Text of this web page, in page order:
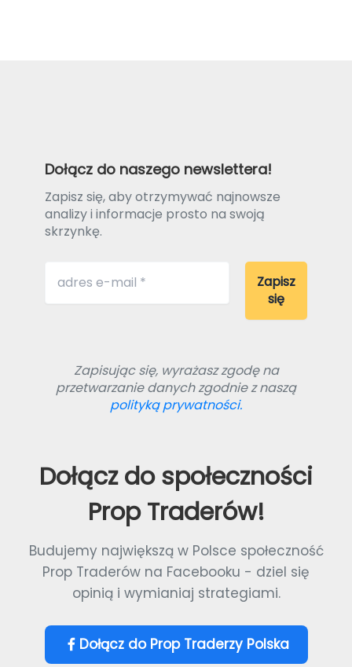
Dołącz do naszego newslettera!
Zapisz się, aby otrzymywać najnowsze
analizy i informacje prosto na swoją
skrzynkę.
Zapisując się, wyrażasz zgodę na
przetwarzanie danych zgodnie z naszą
polityką prywatności.
Dołącz do społeczności
Prop Traderów!
Budujemy największą w Polsce społeczność
Prop Traderów na Facebooku - dziel się
opinią i wymianiaj strategiami.
Dołącz do Prop Traderzy Polska